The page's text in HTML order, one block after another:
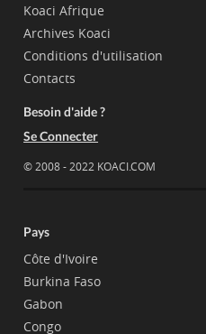
Koaci Afrique
Archives Koaci
Conditions d'utilisation
Contacts
Besoin d'aide ?
Se Connecter
© 2008 - 2022 KOACI.COM
Pays
Côte d'Ivoire
Burkina Faso
Gabon
Congo